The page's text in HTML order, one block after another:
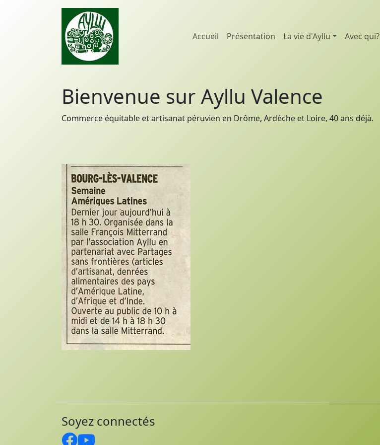
Accueil Présentation La vie d'Ayllu Avec qui?
Bienvenue sur Ayllu Valence
Commerce équitable et artisanat péruvien en Drôme, Ardèche et Loire, 40 ans déjà.
Soyez connectés